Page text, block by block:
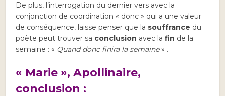
De plus, l’interrogation du dernier vers avec la
conjonction de coordination « donc » qui a une valeur
de conséquence, laisse penser que la souffrance du
poète peut trouver sa conclusion avec lafin de la
semaine : « Quand donc finira la semaine» .
« Marie », Apollinaire,
conclusion :